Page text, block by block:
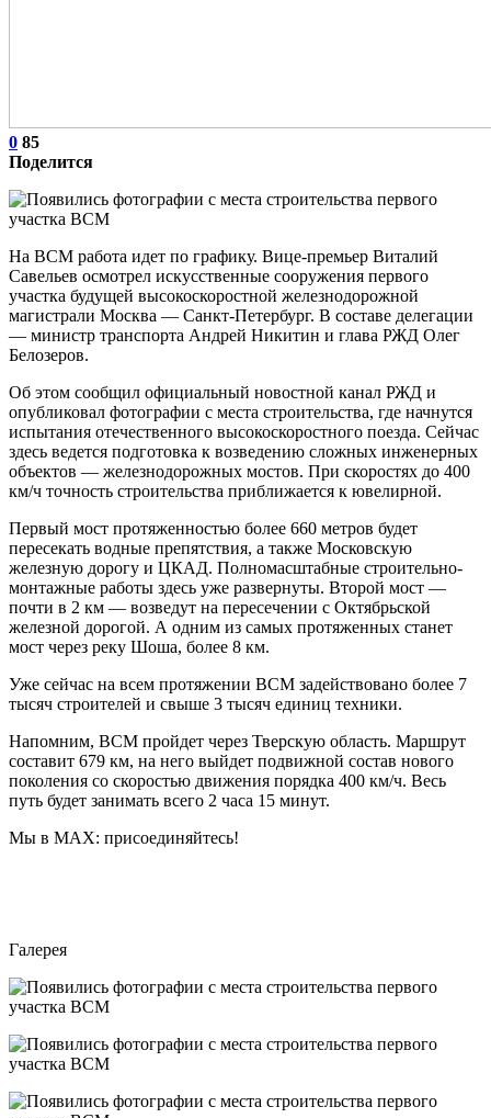
0 85
Поделится
На ВСМ работа идет по графику. Вице-премьер Виталий
Савельев осмотрел искусственные сооружения первого
участка будущей высокоскоростной железнодорожной
магистрали Москва — Санкт-Петербург. В составе делегации
— министр транспорта Андрей Никитин и глава РЖД Олег
Белозеров.
Об этом сообщил официальный новостной канал РЖД и
опубликовал фотографии с места строительства, где начнутся
испытания отечественного высокоскоростного поезда. Сейчас
здесь ведется подготовка к возведению сложных инженерных
объектов — железнодорожных мостов. При скоростях до 400
км/ч точность строительства приближается к ювелирной.
Первый мост протяженностью более 660 метров будет
пересекать водные препятствия, а также Московскую
железную дорогу и ЦКАД. Полномасштабные строительно-
монтажные работы здесь уже развернуты. Второй мост —
почти в 2 км — возведут на пересечении с Октябрьской
железной дорогой. А одним из самых протяженных станет
мост через реку Шоша, более 8 км.
Уже сейчас на всем протяжении ВСМ задействовано более 7
тысяч строителей и свыше 3 тысяч единиц техники.
Напомним, ВСМ пройдет через Тверскую область. Маршрут
составит 679 км, на него выйдет подвижной состав нового
поколения со скоростью движения порядка 400 км/ч. Весь
путь будет занимать всего 2 часа 15 минут.
Мы в МАХ: присоединяйтесь!
Галерея